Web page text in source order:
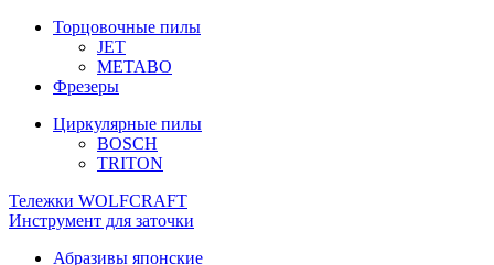
Торцовочные пилы
JET
METABO
Фрезеры
Циркулярные пилы
BOSCH
TRITON
Тележки WOLFCRAFT
Инструмент для заточки
Абразивы японские